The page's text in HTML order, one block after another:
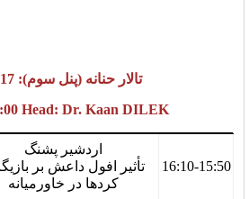
(Pannel 3): 15:50-17:00 Head: Dr.
داعش بر بازیگری
Pashang
of Decline of
Kurds’ Activism
the Middle Est